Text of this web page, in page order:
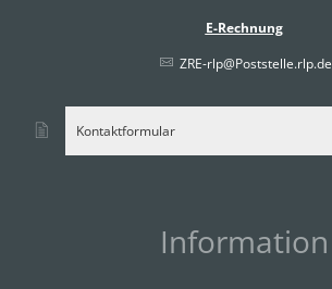
E-Rechnung
ZRE-rlp@Poststelle.rlp.de
Kontaktformular
Information